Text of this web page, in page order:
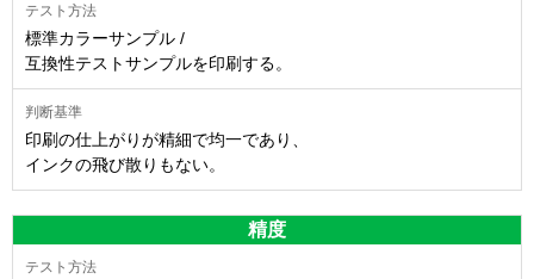
標準カラーサンプル /
互換性テストサンプルを印刷する。
印刷の仕上がりが精細で均一であり、
インクの飛び散りもない。
精度